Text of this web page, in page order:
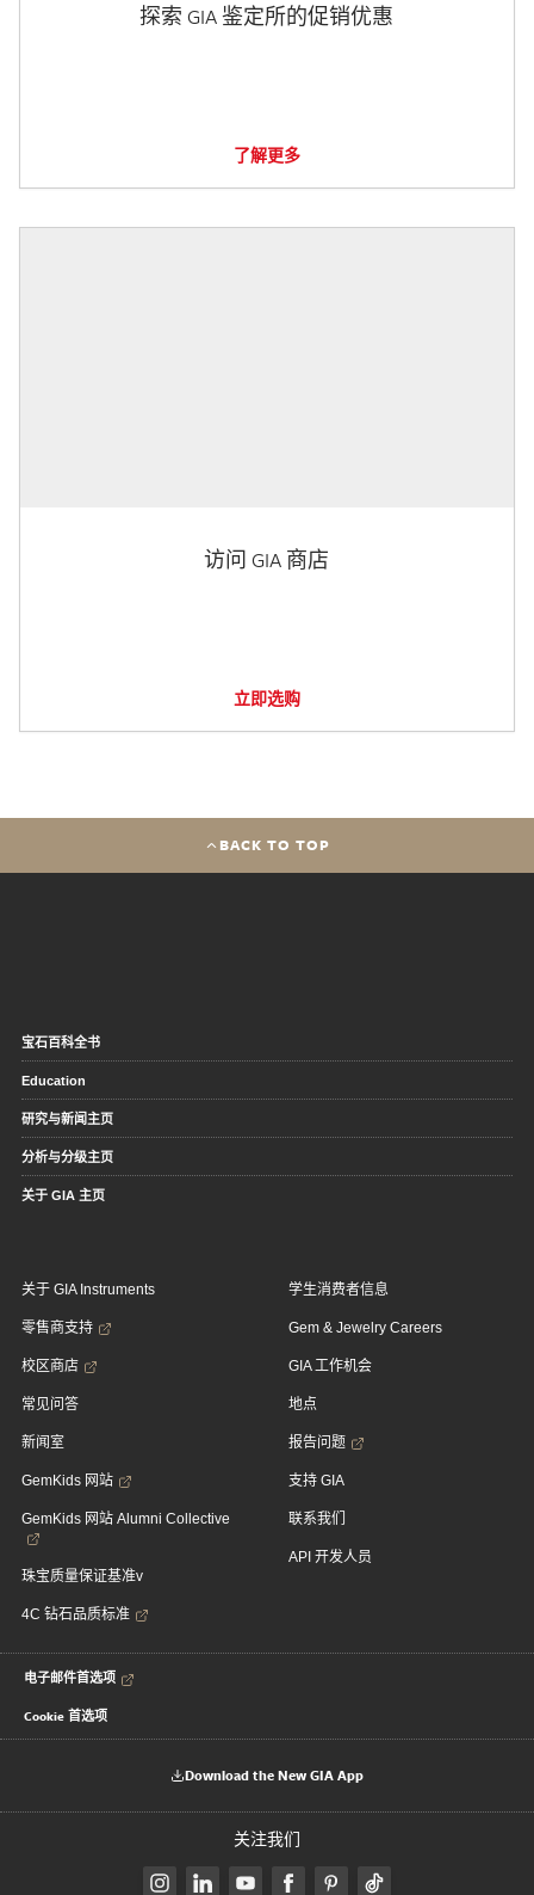
探索 GIA 鉴定所的促销优惠
了解更多
访问 GIA 商店
立即选购
BACK TO TOP
宝石百科全书
Education
研究与新闻主页
分析与分级主页
关于 GIA 主页
关于 GIA Instruments
零售商支持
校区商店
常见问答
新闻室
GemKids 网站
GemKids 网站 Alumni Collective
珠宝质量保证基准v
4C 钻石品质标准
学生消费者信息
Gem & Jewelry Careers
GIA 工作机会
地点
报告问题
支持 GIA
联系我们
API 开发人员
电子邮件首选项
Cookie 首选项
Download the New GIA App
关注我们